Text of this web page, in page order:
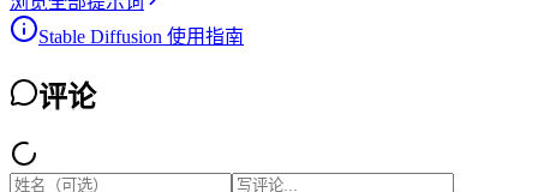
Stable Diffusion 使用指南
评论